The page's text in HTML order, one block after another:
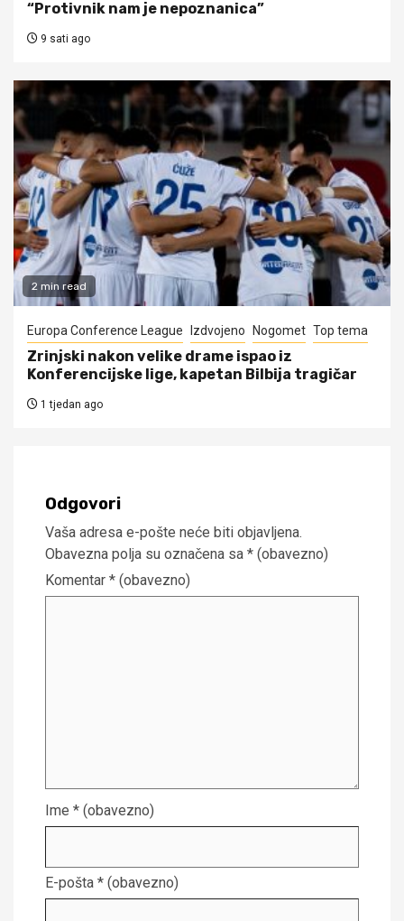
“Protivnik nam je nepoznanica”
9 sati ago
2 min read
Europa Conference League Izdvojeno Nogomet Top tema
Zrinjski nakon velike drame ispao iz
Konferencijske lige, kapetan Bilbija tragičar
1 tjedan ago
Odgovori
Vaša adresa e-pošte neće biti objavljena.
Obavezna polja su označena sa * (obavezno)
Komentar * (obavezno)
Ime * (obavezno)
E-pošta * (obavezno)